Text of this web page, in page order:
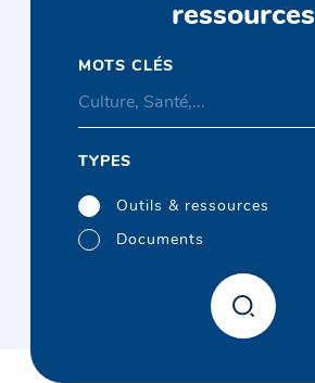
ressources
MOTS CLÉS
TYPES
Outils & ressources
Documents